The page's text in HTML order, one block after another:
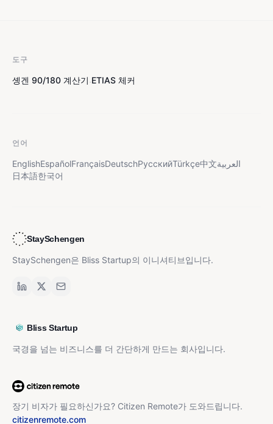
도구
솅겐 90/180 계산기·ETIAS 체커
언어
EnglishEspañolFrançaisDeutschРусскийTürkçe中文العربية
日本語한국어
StaySchengen
StaySchengen은 Bliss Startup의 이니셔티브입니다.
Bliss Startup
국경을 넘는 비즈니스를 더 간단하게 만드는 회사입니다.
장기 비자가 필요하신가요? Citizen Remote가 도와드립니다.
citizenremote.com